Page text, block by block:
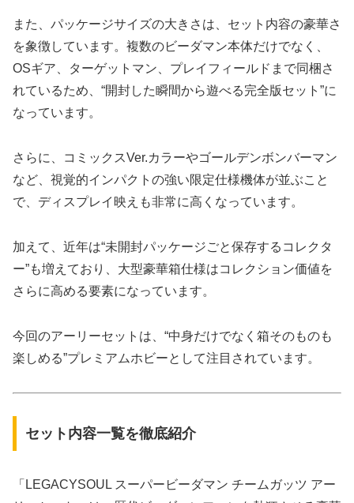
また、パッケージサイズの大きさは、セット内容の豪華さ
を象徴しています。複数のビーダマン本体だけでなく、
OSギア、ターゲットマン、プレイフィールドまで同梱さ
れているため、“開封した瞬間から遊べる完全版セット”に
なっています。
さらに、コミックスVer.カラーやゴールデンボンバーマン
など、視覚的インパクトの強い限定仕様機体が並ぶこと
で、ディスプレイ映えも非常に高くなっています。
加えて、近年は“未開封パッケージごと保存するコレクタ
ー”も増えており、大型豪華箱仕様はコレクション価値を
さらに高める要素になっています。
今回のアーリーセットは、“中身だけでなく箱そのものも
楽しめる”プレミアムホビーとして注目されています。
セット内容一覧を徹底紹介
「LEGACYSOUL スーパービーダマン チームガッツ アー